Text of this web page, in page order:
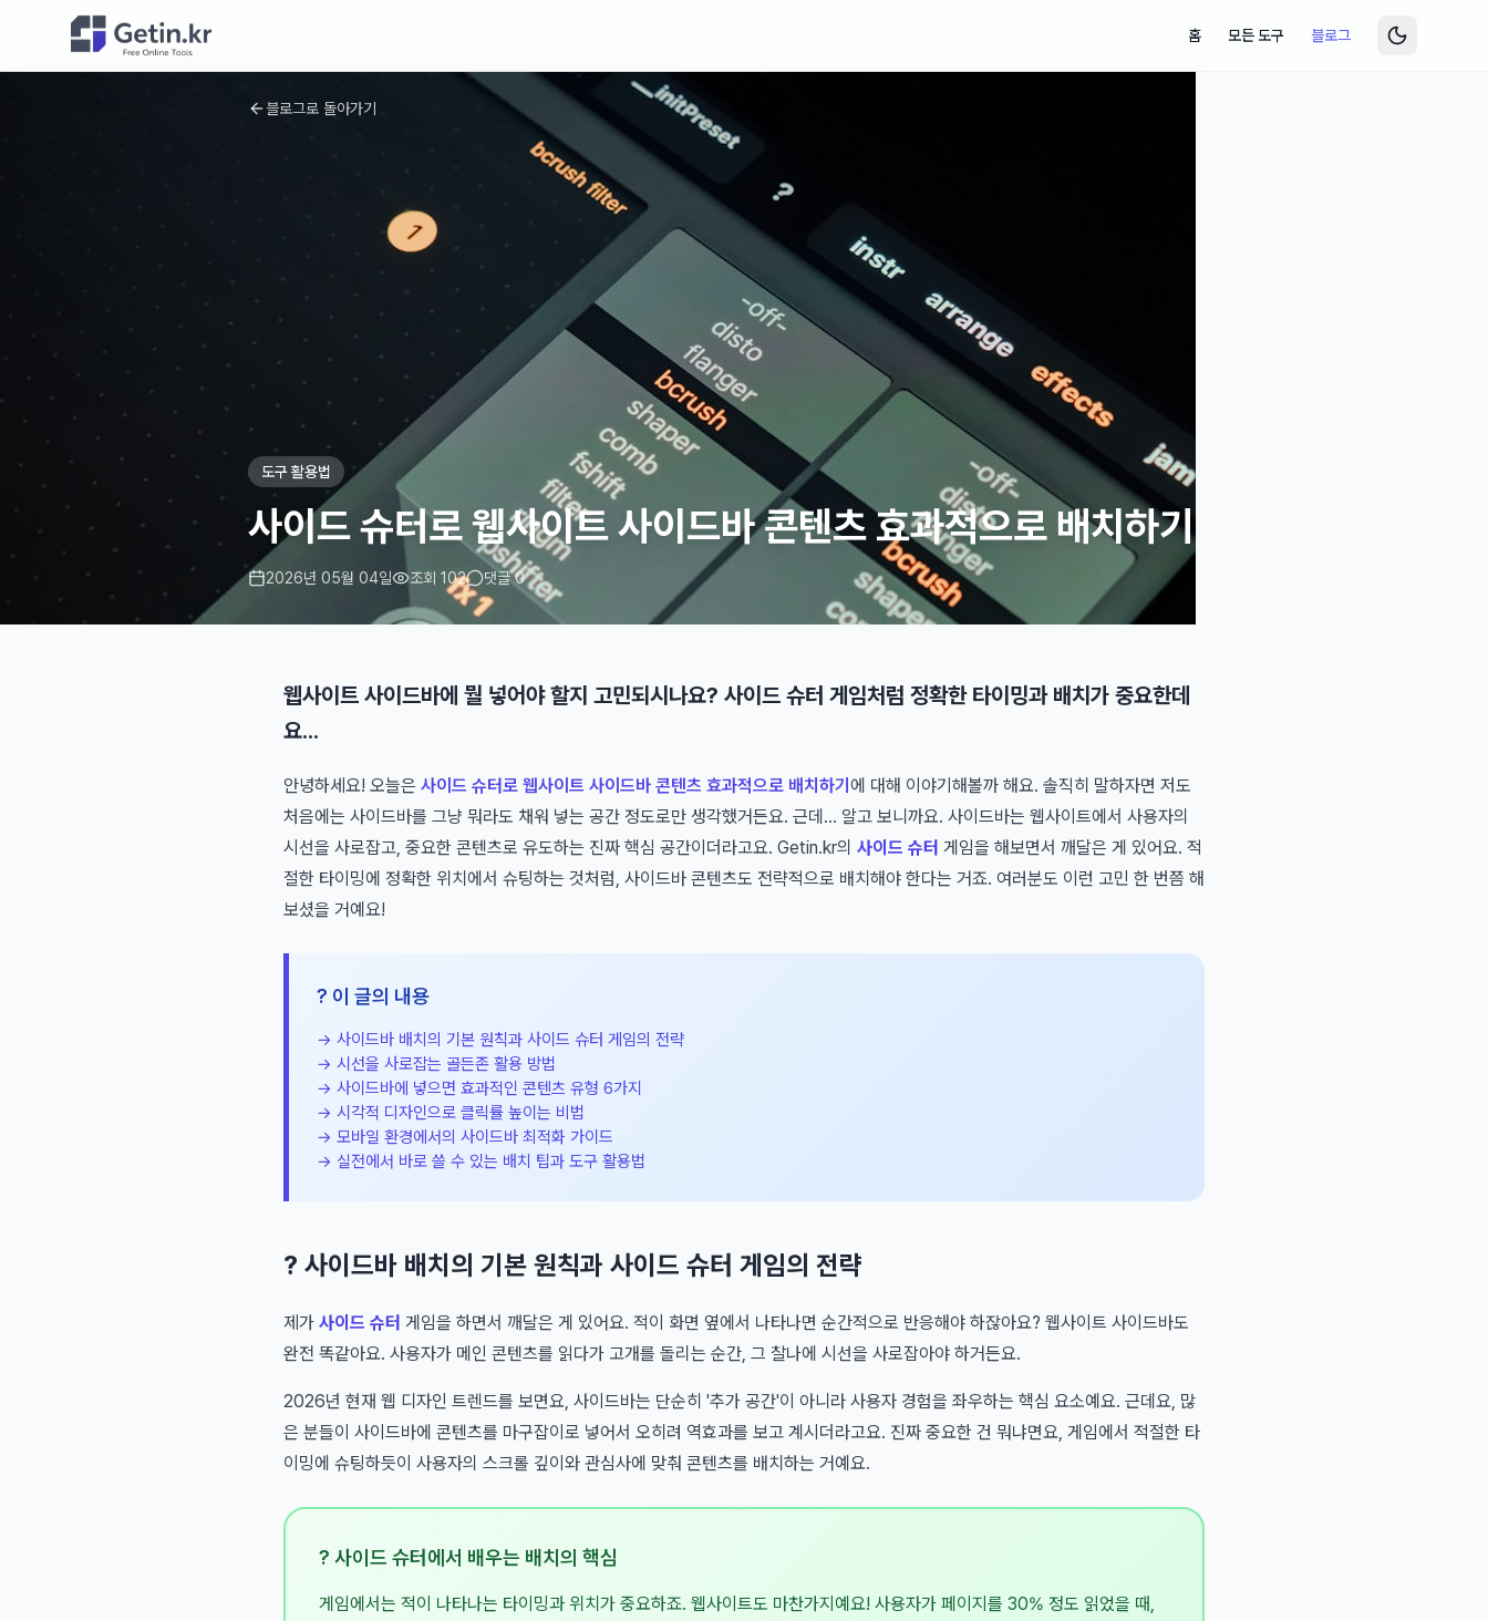
홈 모든 도구 블로그
블로그로 돌아가기
도구 활용법
사이드 슈터로 웹사이트 사이드바 콘텐츠 효과적으로 배치하기
2026년 05월 04일 조회 102 댓글 0
웹사이트 사이드바에 뭘 넣어야 할지 고민되시나요? 사이드 슈터 게임처럼 정확한 타이밍과 배치가 중요한데
요...
안녕하세요! 오늘은 사이드 슈터로 웹사이트 사이드바 콘텐츠 효과적으로 배치하기 에 대해 이야기해볼까 해요. 솔직히 말하자면 저도
처음에는 사이드바를 그냥 뭐라도 채워 넣는 공간 정도로만 생각했거든요. 근데... 알고 보니까요. 사이드바는 웹사이트에서 사용자의
시선을 사로잡고, 중요한 콘텐츠로 유도하는 진짜 핵심 공간이더라고요. Getin.kr의 사이드 슈터 게임을 해보면서 깨달은 게 있어요. 적
절한 타이밍에 정확한 위치에서 슈팅하는 것처럼, 사이드바 콘텐츠도 전략적으로 배치해야 한다는 거죠. 여러분도 이런 고민 한 번쯤 해
보셨을 거예요!
? 이 글의 내용
→ 사이드바 배치의 기본 원칙과 사이드 슈터 게임의 전략
→ 시선을 사로잡는 골든존 활용 방법
→ 사이드바에 넣으면 효과적인 콘텐츠 유형 6가지
→ 시각적 디자인으로 클릭률 높이는 비법
→ 모바일 환경에서의 사이드바 최적화 가이드
→ 실전에서 바로 쓸 수 있는 배치 팁과 도구 활용법
? 사이드바 배치의 기본 원칙과 사이드 슈터 게임의 전략
제가 사이드 슈터 게임을 하면서 깨달은 게 있어요. 적이 화면 옆에서 나타나면 순간적으로 반응해야 하잖아요? 웹사이트 사이드바도
완전 똑같아요. 사용자가 메인 콘텐츠를 읽다가 고개를 돌리는 순간, 그 찰나에 시선을 사로잡아야 하거든요.
2026년 현재 웹 디자인 트렌드를 보면요, 사이드바는 단순히 '추가 공간'이 아니라 사용자 경험을 좌우하는 핵심 요소예요. 근데요, 많
은 분들이 사이드바에 콘텐츠를 마구잡이로 넣어서 오히려 역효과를 보고 계시더라고요. 진짜 중요한 건 뭐냐면요, 게임에서 적절한 타
이밍에 슈팅하듯이 사용자의 스크롤 깊이와 관심사에 맞춰 콘텐츠를 배치하는 거예요.
? 사이드 슈터에서 배우는 배치의 핵심
게임에서는 적이 나타나는 타이밍과 위치가 중요하죠. 웹사이트도 마찬가지예요! 사용자가 페이지를 30% 정도 읽었을 때,